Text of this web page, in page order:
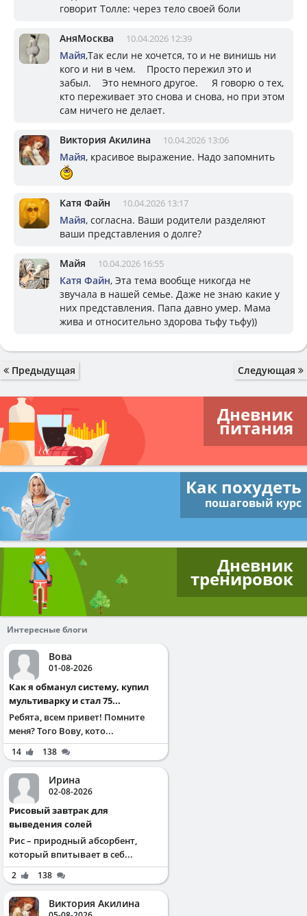
говорит Толле: через тело своей боли
АняМосква 10.04.2026 12:39
Майя,Так если не хочется, то и не винишь ни
кого и ни в чем. Просто пережил это и
забыл. Это немного другое. Я говорю о тех,
кто переживает это снова и снова, но при этом
сам ничего не делает.
Виктория Акилина 10.04.2026 13:06
Майя, красивое выражение. Надо запомнить
Катя Файн 10.04.2026 13:17
Майя, согласна. Ваши родители разделяют
ваши представления о долге?
Майя 10.04.2026 16:55
Катя Файн, Эта тема вообще никогда не
звучала в нашей семье. Даже не знаю какие у
них представления. Папа давно умер. Мама
жива и относительно здорова тьфу тьфу))
Предыдущая Следующая
Дневник
питания
Как похудеть
пошаговый курс
Дневник
тренировок
Интересные блоги
Вова
01-08-2026
Как я обманул систему, купил
мультиварку и стал 75...
Ребята, всем привет! Помните
меня? Того Вову, кото...
14 138
Ирина
02-08-2026
Рисовый завтрак для
выведения солей
Рис – природный абсорбент,
который впитывает в себ...
2 138
Виктория Акилина